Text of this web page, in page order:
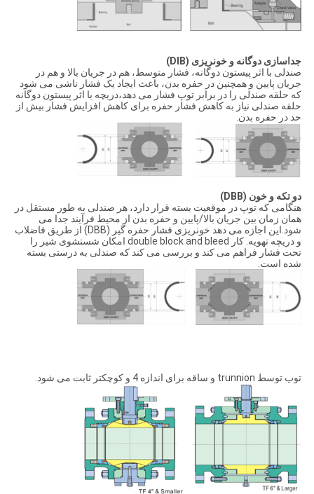
جداسازی دوگانه و خونریزی (DIB)
صندلی با اثر پیستون دوگانه، فشار متوسط، هم در جریان بالا و هم در
جریان پایین و همچنین در حفره بدن، باعث ایجاد یک فشار ناشی می شود
که حلقه صندلی را در برابر توپ فشار می دهد،دریچه با اثر پیستون دوگانه
حلقه صندلی نیاز به کاهش فشار حفره برای کاهش افزایش فشار بیش از
حد در حفره بدن.
دو تکه و خون (DBB)
هنگامی که توپ در موقعیت بسته قرار دارد، هر صندلی به طور مستقل در
همان زمان بین جریان بالا/پایین و حفره بدن از محیط فرآیند جدا می
شود.این اجازه می دهد خونریزی فشار حفره گیر (DBB) از طریق فاضلاب
و دریچه تهویه. کار double block and bleed امکان شستشوی شیر را
تحت فشار فراهم می کند و بررسی می کند که صندلی به درستی بسته
شده است.
توپ توسط trunnion و ساقه برای اندازه 4 و کوچکتر ثابت می شود.